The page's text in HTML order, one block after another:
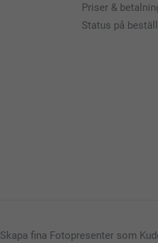
Priser &
Status på
Skapa fina Fotopresenter som